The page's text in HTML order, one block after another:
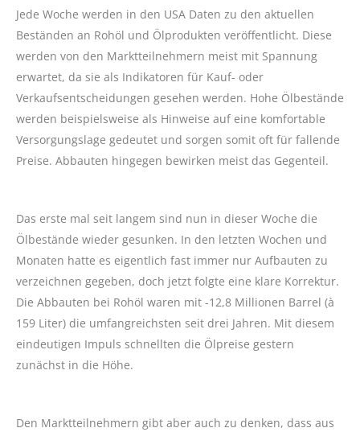
Jede Woche werden in den USA Daten zu den aktuellen
Beständen an Rohöl und Ölprodukten veröffentlicht. Diese
werden von den Marktteilnehmern meist mit Spannung
erwartet, da sie als Indikatoren für Kauf- oder
Verkaufsentscheidungen gesehen werden. Hohe Ölbestände
werden beispielsweise als Hinweise auf eine komfortable
Versorgungslage gedeutet und sorgen somit oft für fallende
Preise. Abbauten hingegen bewirken meist das Gegenteil.
Das erste mal seit langem sind nun in dieser Woche die
Ölbestände wieder gesunken. In den letzten Wochen und
Monaten hatte es eigentlich fast immer nur Aufbauten zu
verzeichnen gegeben, doch jetzt folgte eine klare Korrektur.
Die Abbauten bei Rohöl waren mit -12,8 Millionen Barrel (à
159 Liter) die umfangreichsten seit drei Jahren. Mit diesem
eindeutigen Impuls schnellten die Ölpreise gestern
zunächst in die Höhe.
Den Marktteilnehmern gibt aber auch zu denken, dass aus